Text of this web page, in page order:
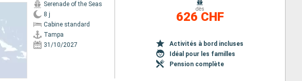
Serenade of the Seas
8 j
Cabine standard
Tampa
31/10/2027
dès
626 CHF
Activités à bord incluses
Idéal pour les familles
Pension complète